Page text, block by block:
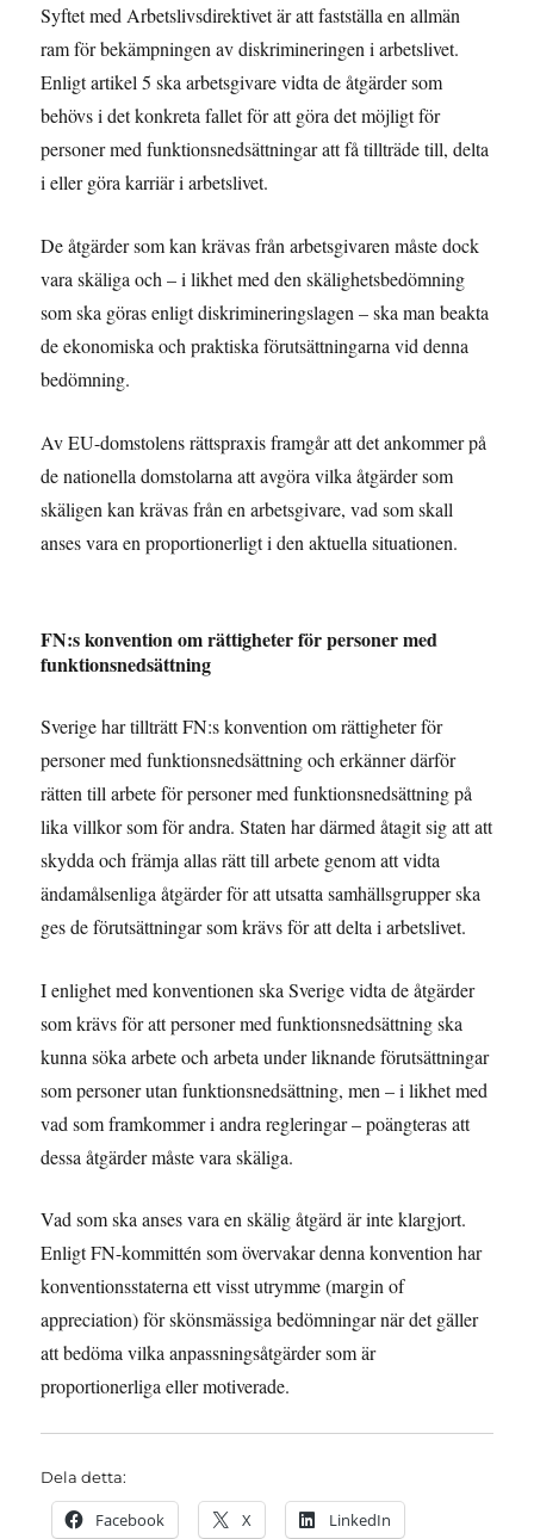
Syftet med Arbetslivsdirektivet är att fastställa en allmän
ram för bekämpningen av diskrimineringen i arbetslivet.
Enligt artikel 5 ska arbetsgivare vidta de åtgärder som
behövs i det konkreta fallet för att göra det möjligt för
personer med funktionsnedsättningar att få tillträde till, delta
i eller göra karriär i arbetslivet.
De åtgärder som kan krävas från arbetsgivaren måste dock
vara skäliga och – i likhet med den skälighetsbedömning
som ska göras enligt diskrimineringslagen – ska man beakta
de ekonomiska och praktiska förutsättningarna vid denna
bedömning.
Av EU-domstolens rättspraxis framgår att det ankommer på
de nationella domstolarna att avgöra vilka åtgärder som
skäligen kan krävas från en arbetsgivare, vad som skall
anses vara en proportionerligt i den aktuella situationen.
FN:s konvention om rättigheter för personer med
funktionsnedsättning
Sverige har tillträtt FN:s konvention om rättigheter för
personer med funktionsnedsättning och erkänner därför
rätten till arbete för personer med funktionsnedsättning på
lika villkor som för andra. Staten har därmed åtagit sig att att
skydda och främja allas rätt till arbete genom att vidta
ändamålsenliga åtgärder för att utsatta samhällsgrupper ska
ges de förutsättningar som krävs för att delta i arbetslivet.
I enlighet med konventionen ska Sverige vidta de åtgärder
som krävs för att personer med funktionsnedsättning ska
kunna söka arbete och arbeta under liknande förutsättningar
som personer utan funktionsnedsättning, men – i likhet med
vad som framkommer i andra regleringar – poängteras att
dessa åtgärder måste vara skäliga.
Vad som ska anses vara en skälig åtgärd är inte klargjort.
Enligt FN-kommittén som övervakar denna konvention har
konventionsstaterna ett visst utrymme (margin of
appreciation) för skönsmässiga bedömningar när det gäller
att bedöma vilka anpassningsåtgärder som är
proportionerliga eller motiverade.
Dela detta:
Facebook X LinkedIn